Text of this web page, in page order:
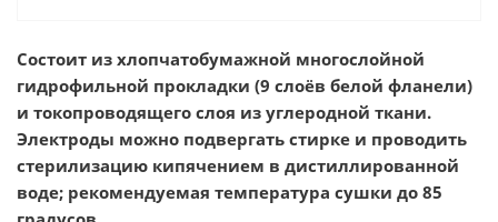
Состоит из хлопчатобумажной многослойной
гидрофильной прокладки (9 слоёв белой фланели)
и токопроводящего слоя из углеродной ткани.
Электроды можно подвергать стирке и проводить
стерилизацию кипячением в дистиллированной
воде; рекомендуемая температура сушки до 85